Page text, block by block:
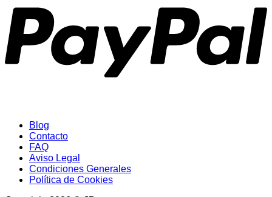
Blog
Contacto
FAQ
Aviso Legal
Condiciones Generales
Política de Cookies